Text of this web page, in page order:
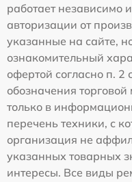
работает независимо
авторизации от
указанные на сайте,
ознакомительный
офертой согласно п.
обозначения
только в
перечень техники, с
организация не
указанных товарных
интересы. Все виды